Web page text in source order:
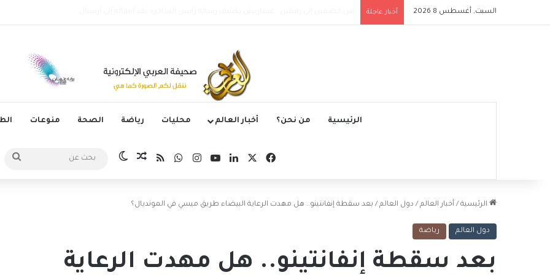
السبت, أغسطس 8 2026 أخبار عاجلة
الرئيسية من نحن؟ أخبار العالم محليات رياضة الصحة منوعات
فيسبوكلينكدإن‫YouTubeانستقرام
واتسابملخص الموقع RSS
مقال عشوائي
الوضع المظلم
عن
الرئيسية / أخبار العالم / دول العالم / بعد سقطة إنفانتينو.. هل مهدت الرعاية البيضاء طريق ميسي في المونديال؟
دول العالم رياضة
بعد سقطة إنفانتينو.. هل مهدت الرعاية